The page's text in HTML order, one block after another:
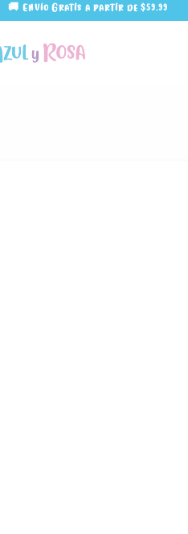
🚚 Envío Gratis a partir de $59.99